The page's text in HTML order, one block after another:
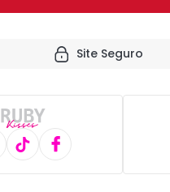
Site Seguro